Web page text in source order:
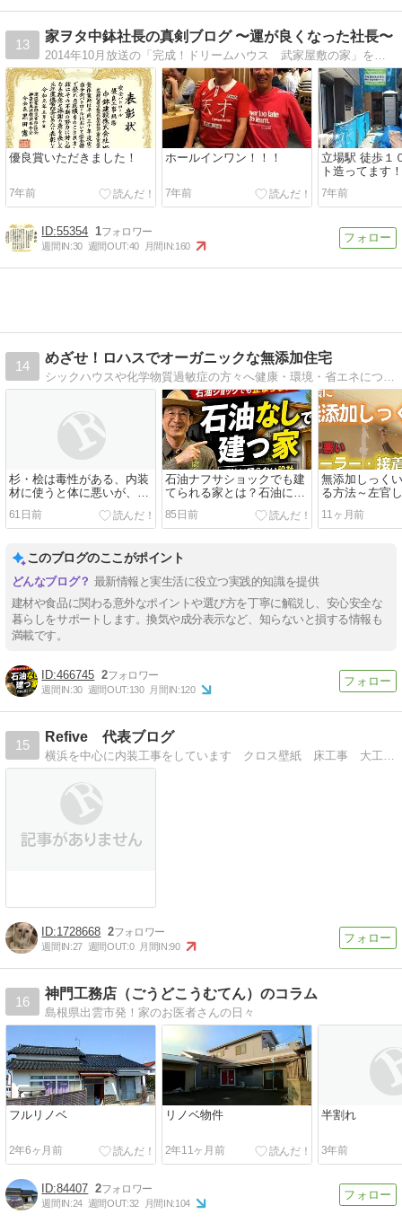
13
家ヲタ中鉢社長の真剣ブログ 〜運が良くなった社長〜
2014年10月放送の「完成！ドリームハウス 武家屋敷の家」を施工した会社です！
優良賞いただきました！
7年前
ホールインワン！！！
7年前
立場駅 徒歩１
ト造ってます！
7年前
55354 1
週間IN:30 週間OUT:40 月間IN:160
14
めざせ！ロハスでオーガニックな無添加住宅
シックハウスや化学物質過敏症の方々へ健康・環境・省エネについて究極を目指します
杉・桧は毒性がある、内装
材に使うと体に悪いが、構
造材に使おう
61日前
石油ナフサショックでも建
てられる家とは？石油に頼
らない設計
85日前
無添加しっく
る方法～左官
11ヶ月前
このブログのここがポイント
最新情報と実生活に役立つ実践的知識を提供
建材や食品に関わる意外なポイントや選び方を丁寧に解説し、安心安全な
暮らしをサポートします。換気や成分表示など、知らないと損する情報も
満載です。
466745 2
週間IN:30 週間OUT:130 月間IN:120
15
Refive 代表ブログ
横浜を中心に内装工事をしています クロス壁紙 床工事 大工工事お任せあれ
1728668 2
週間IN:27 週間OUT:0 月間IN:90
16
神門工務店（ごうどこうむてん）のコラム
島根県出雲市発！家のお医者さんの日々
フルリノベ
2年6ヶ月前
リノベ物件
2年11ヶ月前
半割れ
3年前
84407 2
週間IN:24 週間OUT:32 月間IN:104